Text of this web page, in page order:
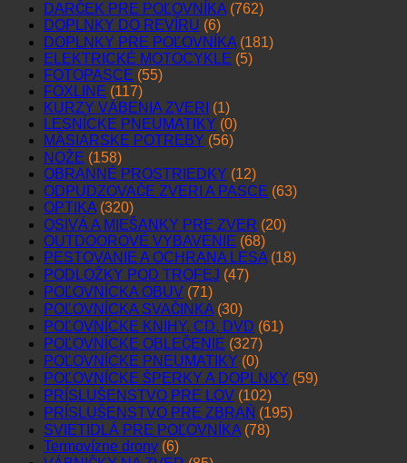
DARČEK PRE POĽOVNÍKA (762)
DOPLNKY DO REVÍRU (6)
DOPLNKY PRE POĽOVNÍKA (181)
ELEKTRICKÉ MOTOCYKLE (5)
FOTOPASCE (55)
FOXLINE (117)
KURZY VÁBENIA ZVERI (1)
LESNÍCKE PNEUMATIKY (0)
MÄSIARSKE POTREBY (56)
NOŽE (158)
OBRANNÉ PROSTRIEDKY (12)
ODPUDZOVAČE ZVERI A PASCE (63)
OPTIKA (320)
OSIVÁ A MIEŠANKY PRE ZVER (20)
OUTDOOROVÉ VYBAVENIE (68)
PESTOVANIE A OCHRANA LESA (18)
PODLOŽKY POD TROFEJ (47)
POĽOVNÍCKA OBUV (71)
POĽOVNÍCKA SVAČINKA (30)
POĽOVNÍCKE KNIHY, CD, DVD (61)
POĽOVNÍCKE OBLEČENIE (327)
POĽOVNÍCKE PNEUMATIKY (0)
POĽOVNÍCKE ŠPERKY A DOPLNKY (59)
PRÍSLUŠENSTVO PRE LOV (102)
PRÍSLUŠENSTVO PRE ZBRAŇ (195)
SVIETIDLÁ PRE POĽOVNÍKA (78)
Termovízne drony (6)